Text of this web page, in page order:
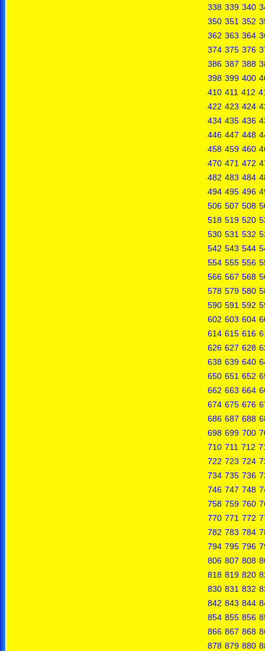
338 339 340
350 351 352
362 363 364
374 375 376
386 387 388
398 399 400
410 411 412
422 423 424
434 435 436
446 447 448
458 459 460
470 471 472
482 483 484
494 495 496
506 507 508
518 519 520
530 531 532
542 543 544
554 555 556
566 567 568
578 579 580
590 591 592
602 603 604
614 615 616
626 627 628
638 639 640
650 651 652
662 663 664
674 675 676
686 687 688
698 699 700
710 711 712
722 723 724
734 735 736
746 747 748
758 759 760
770 771 772
782 783 784
794 795 796
806 807 808
818 819 820
830 831 832
842 843 844
854 855 856
866 867 868
878 879 880